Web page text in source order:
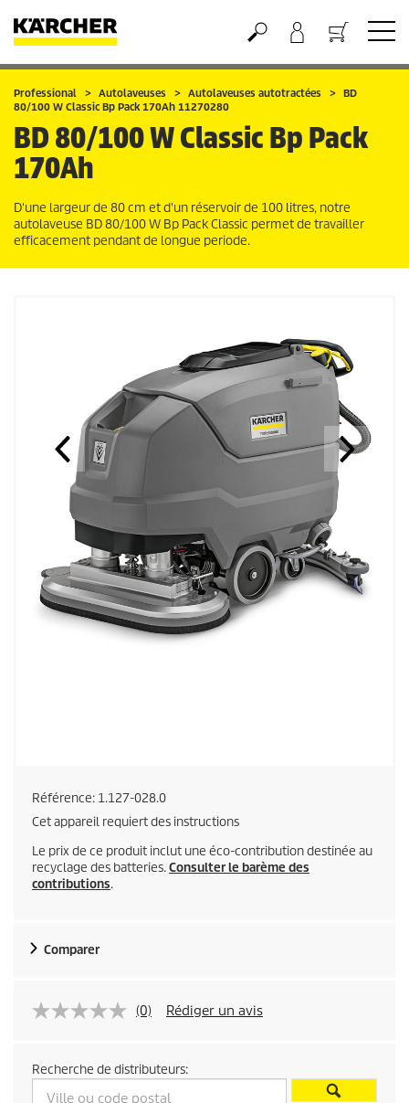
Panier
Professional Autolaveuses Autolaveuses autotractées
BD
80/100 W Classic Bp Pack 170Ah 11270280
BD 80/100 W Classic Bp Pack
170Ah
D'une largeur de 80 cm et d'un réservoir de 100 litres, notre
autolaveuse BD 80/100 W Bp Pack Classic permet de travailler
efficacement pendant de longue periode.
Référence: 1.127-028.0
Cet appareil requiert des instructions
Le prix de ce produit inclut une éco-contribution destinée au
recyclage des batteries.Consulter le barème des
contributions.
Comparer
(0) Rédiger un avis
Recherche de distributeurs: